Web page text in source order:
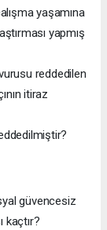
yaşamına
yapmış
reddedilen
itiraz
güvencesiz
kaçtır?